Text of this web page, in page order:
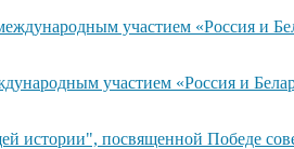
участием «Россия и
участием «Россия и
истории", посвященной Победе